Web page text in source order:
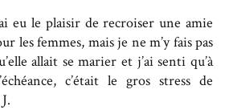
eu le plaisir de recroiser une amie
les femmes, mais je ne m’y fais pas
allait se marier et j’ai senti qu’à
c’était le gros stress de